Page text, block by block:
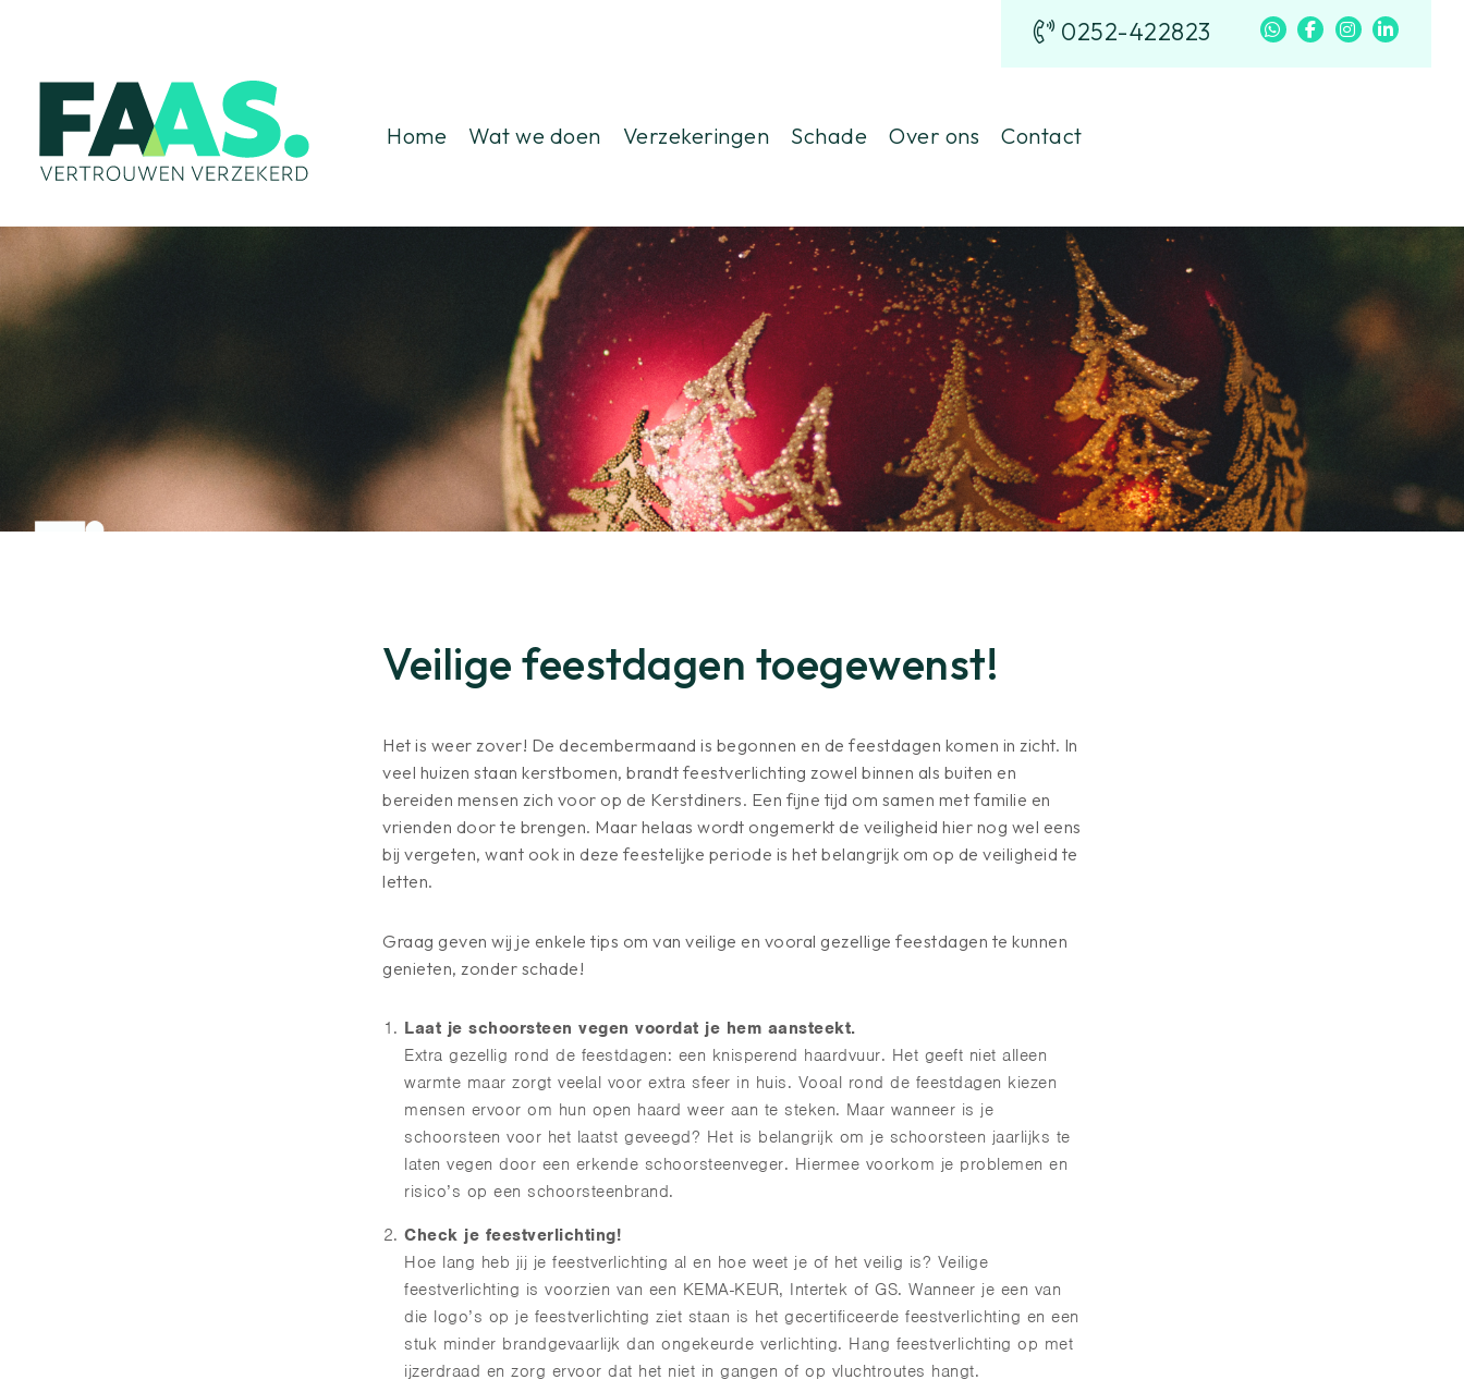
0252-422823
Home Wat we doen Verzekeringen Schade Over ons Contact
Veilige feestdagen toegewenst!
Het is weer zover! De decembermaand is begonnen en de feestdagen komen in zicht. In
veel huizen staan kerstbomen, brandt feestverlichting zowel binnen als buiten en
bereiden mensen zich voor op de Kerstdiners. Een fijne tijd om samen met familie en
vrienden door te brengen. Maar helaas wordt ongemerkt de veiligheid hier nog wel eens
bij vergeten, want ook in deze feestelijke periode is het belangrijk om op de veiligheid te
letten.
Graag geven wij je enkele tips om van veilige en vooral gezellige feestdagen te kunnen
genieten, zonder schade!
Laat je schoorsteen vegen voordat je hem aansteekt.
Extra gezellig rond de feestdagen: een knisperend haardvuur. Het geeft niet alleen
warmte maar zorgt veelal voor extra sfeer in huis. Vooal rond de feestdagen kiezen
mensen ervoor om hun open haard weer aan te steken. Maar wanneer is je
schoorsteen voor het laatst geveegd? Het is belangrijk om je schoorsteen jaarlijks te
laten vegen door een erkende schoorsteenveger. Hiermee voorkom je problemen en
risico’s op een schoorsteenbrand.
Check je feestverlichting!
Hoe lang heb jij je feestverlichting al en hoe weet je of het veilig is? Veilige
feestverlichting is voorzien van een KEMA-KEUR, Intertek of GS. Wanneer je een van
die logo’s op je feestverlichting ziet staan is het gecertificeerde feestverlichting en een
stuk minder brandgevaarlijk dan ongekeurde verlichting. Hang feestverlichting op met
ijzerdraad en zorg ervoor dat het niet in gangen of op vluchtroutes hangt.